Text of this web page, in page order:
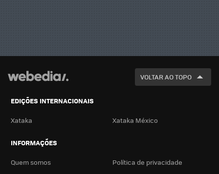
VOLTAR AO TOPO
EDIÇÕES INTERNACIONAIS
Xataka Xataka México
INFORMAÇÕES
Quem somos Política de privacidade